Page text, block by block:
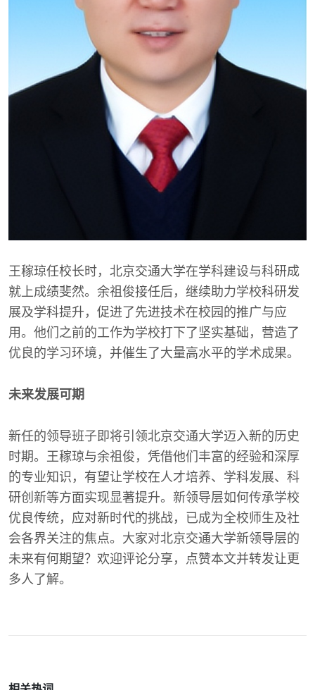
王稼琼任校长时，北京交通大学在学科建设与科研成
就上成绩斐然。余祖俊接任后，继续助力学校科研发
展及学科提升，促进了先进技术在校园的推广与应
用。他们之前的工作为学校打下了坚实基础，营造了
优良的学习环境，并催生了大量高水平的学术成果。
未来发展可期
新任的领导班子即将引领北京交通大学迈入新的历史
时期。王稼琼与余祖俊，凭借他们丰富的经验和深厚
的专业知识，有望让学校在人才培养、学科发展、科
研创新等方面实现显著提升。新领导层如何传承学校
优良传统，应对新时代的挑战，已成为全校师生及社
会各界关注的焦点。大家对北京交通大学新领导层的
未来有何期望？欢迎评论分享，点赞本文并转发让更
多人了解。